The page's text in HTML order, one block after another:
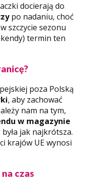
docierają do
po nadaniu, choć
szczycie sezonu
termin ten
poza Polską
, aby zachować
nam na tym,
w magazynie
jak najkrótsza.
krajów UE wynosi
czas